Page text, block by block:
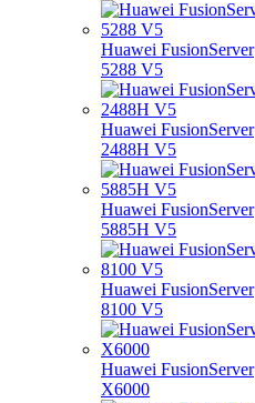
Huawei FusionServer
5288 V5
Huawei FusionServer
2488H V5
Huawei FusionServer
5885H V5
Huawei FusionServer
8100 V5
Huawei FusionServer
X6000